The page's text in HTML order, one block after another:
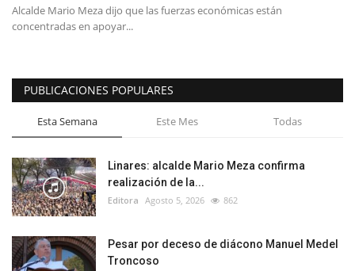
Alcalde Mario Meza dijo que las fuerzas económicas están
concentradas en apoyar...
PUBLICACIONES POPULARES
Esta Semana Este Mes Todas
Linares: alcalde Mario Meza confirma
realización de la...
Editora Agosto 5, 2026 862
Pesar por deceso de diácono Manuel Medel
Troncoso